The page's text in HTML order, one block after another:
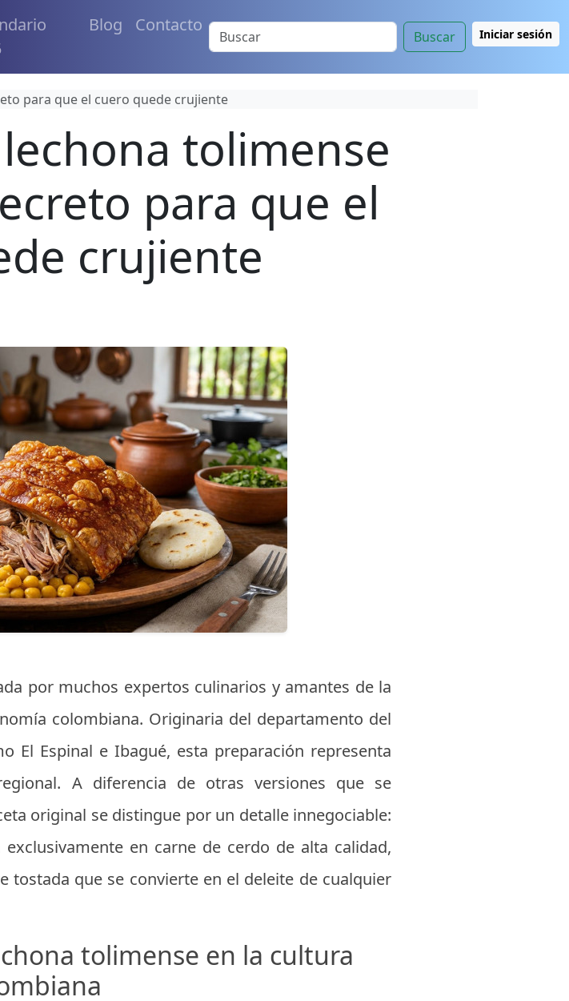
Blog Contacto
Buscar Iniciar sesión
para que el cuero quede crujiente
tolimense
para que el
crujiente
por muchos expertos culinarios y amantes de la
colombiana. Originaria del departamento del
El Espinal e Ibagué, esta preparación representa
A diferencia de otras versiones que se
original se distingue por un detalle innegociable:
en carne de cerdo de alta calidad,
que se convierte en el deleite de cualquier
tolimense en la cultura